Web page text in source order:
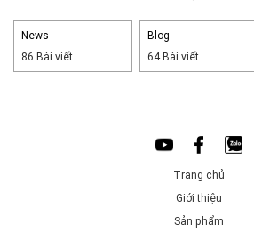
News
86 Bài viết
Blog
64 Bài viết
Trang chủ
Giới thiệu
Sản phẩm